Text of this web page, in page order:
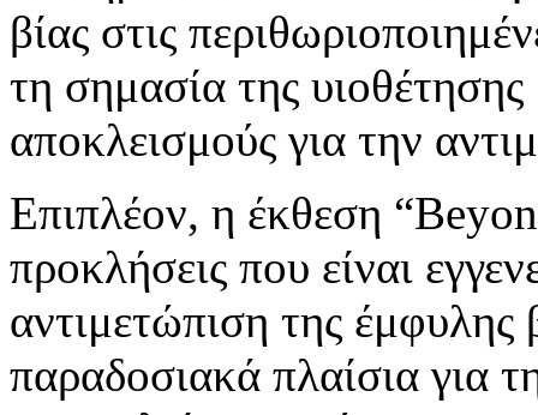
βίας στις
τη σημασία της
αποκλεισμούς για την
Επιπλέον, η έκθεση
προκλήσεις που είναι
αντιμετώπιση της έμφυλης
παραδοσιακά πλαίσια για